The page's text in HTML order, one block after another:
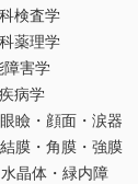
検査学
薬理学
障害学
病学
・顔面・涙器
・角膜・強膜
体・緑内障